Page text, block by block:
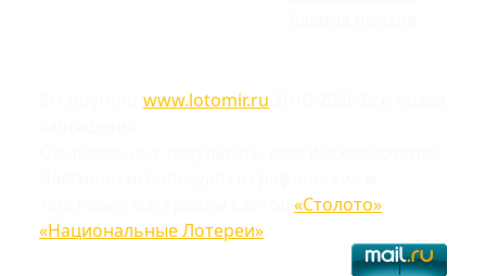
www.lotomir.ru
«Столото»
«Национальные Лотереи»